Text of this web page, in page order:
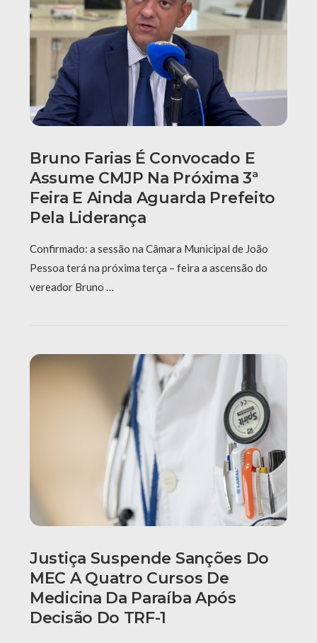
Bruno Farias É Convocado E
Assume CMJP Na Próxima 3ª
Feira E Ainda Aguarda Prefeito
Pela Liderança
Confirmado: a sessão na Câmara Municipal de João
Pessoa terá na próxima terça – feira a ascensão do
vereador Bruno …
Justiça Suspende Sanções Do
MEC A Quatro Cursos De
Medicina Da Paraíba Após
Decisão Do TRF-1